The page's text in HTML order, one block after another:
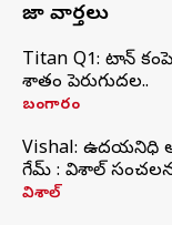
తాజా వార్తలు
Titan Q1: టైటాన్
శాతం పెరుగుదల..
బంగారం
Vishal: ఉదయనిధి
గేమ్ : విశాల్
విశాల్